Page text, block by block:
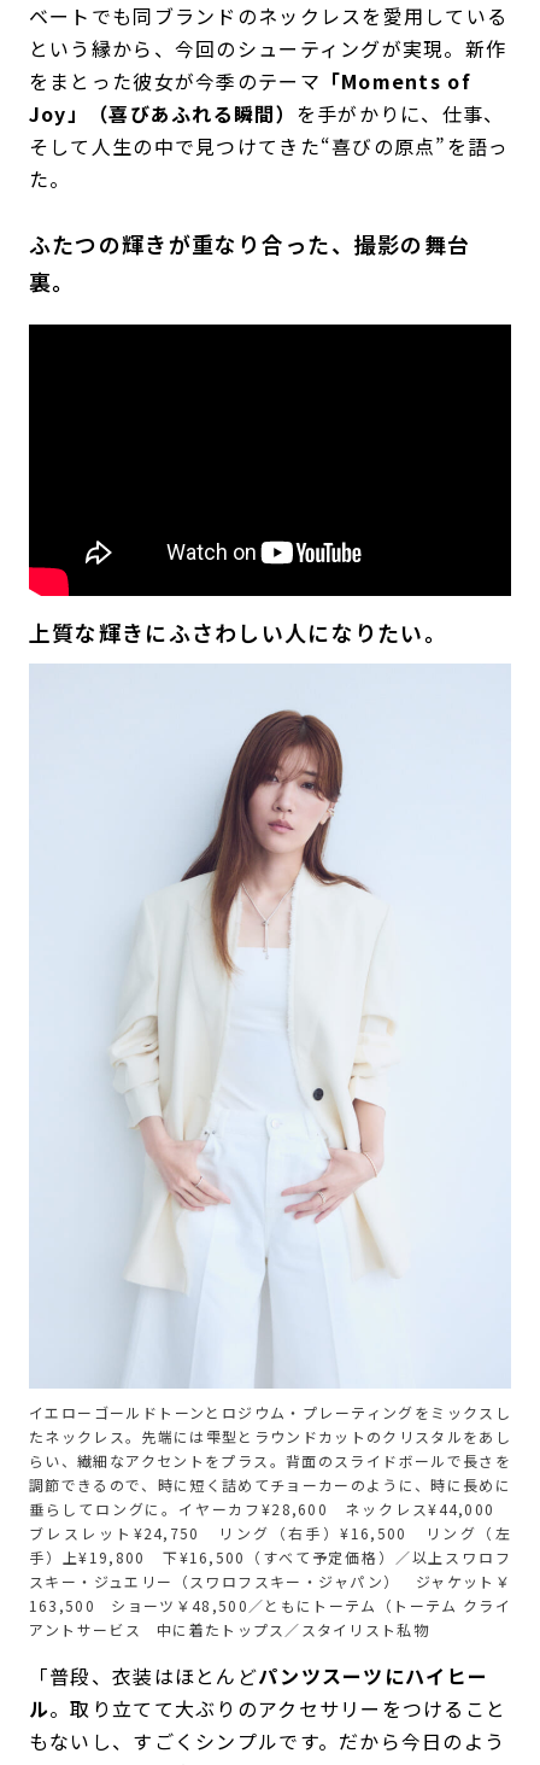
ベートでも同ブランドのネックレスを愛用している
という縁から、今回のシューティングが実現。新作
をまとった彼女が今季のテーマ 「Moments of
Joy」（喜びあふれる瞬間） を手がかりに、仕事、
そして人生の中で見つけてきた“喜びの原点”を語っ
た。
ふたつの輝きが重なり合った、撮影の舞台
裏。
上質な輝きにふさわしい人になりたい。
イエローゴールドトーンとロジウム・プレーティングをミックスし
たネックレス。先端には雫型とラウンドカットのクリスタルをあし
らい、繊細なアクセントをプラス。背面のスライドボールで長さを
調節できるので、時に短く詰めてチョーカーのように、時に長めに
垂らしてロングに。イヤーカフ¥28,600 ネックレス¥44,000
ブレスレット¥24,750 リング（右手）¥16,500 リング（左
手）上¥19,800 下¥16,500（すべて予定価格）／以上スワロフ
スキー・ジュエリー（スワロフスキー・ジャパン） ジャケット￥
163,500 ショーツ￥48,500／ともにトーテム（トーテム クライ
アントサービス 中に着たトップス／スタイリスト私物
「普段、衣装はほとんどパンツスーツにハイヒー
ル。取り立てて大ぶりのアクセサリーをつけること
もないし、すごくシンプルです。だから今日のよう